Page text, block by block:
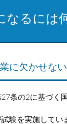
なるには
に欠かせな
条の2に基づく
験を実施して